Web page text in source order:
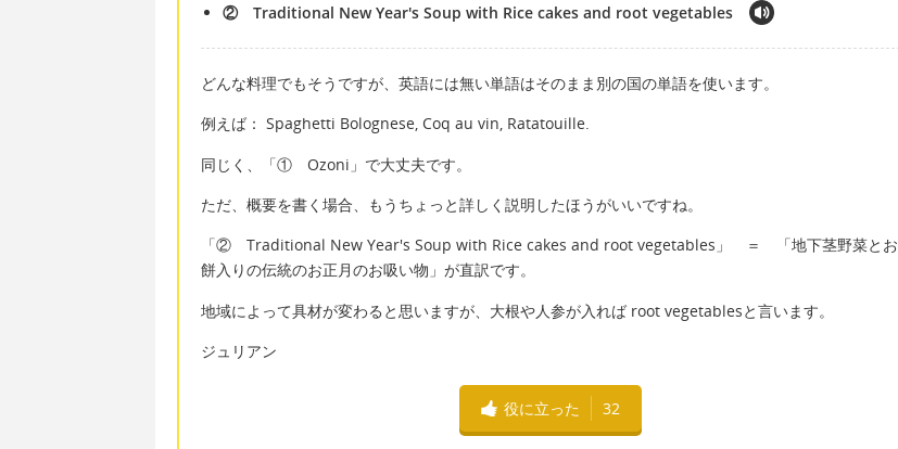
② Traditional New Year's Soup with Rice cakes and root vegetables
どんな料理でもそうですが、英語には無い単語はそのまま別の国の単語を使います。
例えば： Spaghetti Bolognese, Coq au vin, Ratatouille.
同じく、「① Ozoni」で大丈夫です。
ただ、概要を書く場合、もうちょっと詳しく説明したほうがいいですね。
「② Traditional New Year's Soup with Rice cakes and root vegetables」 ＝ 「地下茎野菜とお
餅入りの伝統のお正月のお吸い物」が直訳です。
地域によって具材が変わると思いますが、大根や人参が入れば root vegetablesと言います。
ジュリアン
役に立った 32